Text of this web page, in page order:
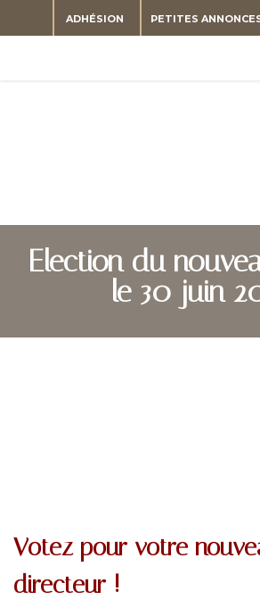
PETITES
ADHÉSION
Election du
le 30 juin
Votez pour votre
directeur !